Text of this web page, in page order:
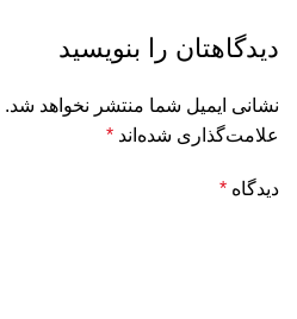
دیدگاهتان را بنویسید
نشانی ایمیل شما منتشر نخواهد شد.
علامت‌گذاری شده‌اند *
دیدگاه *